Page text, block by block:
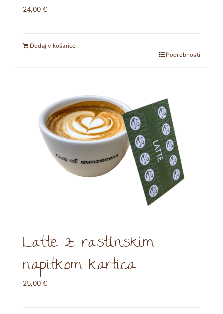
24,00€
Dodaj v košarico
Podrobnosti
Latte z rastlinskim
napitkom kartica
25,00€